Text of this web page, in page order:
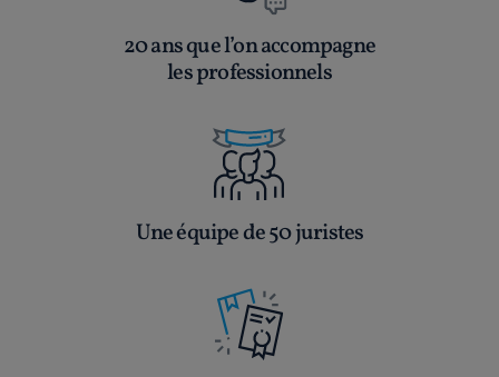
20 ans que l’on accompagne
les professionnels
Une équipe de 50 juristes